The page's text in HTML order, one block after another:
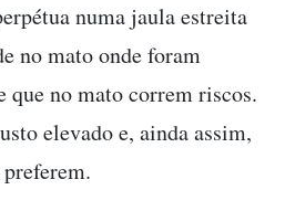
numa jaula estreita
no mato onde foram
que no mato correm riscos.
elevado e, ainda assim,